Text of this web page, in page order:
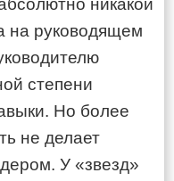
никакой
на руководящем
степени
Но более
не делает
У «звезд»